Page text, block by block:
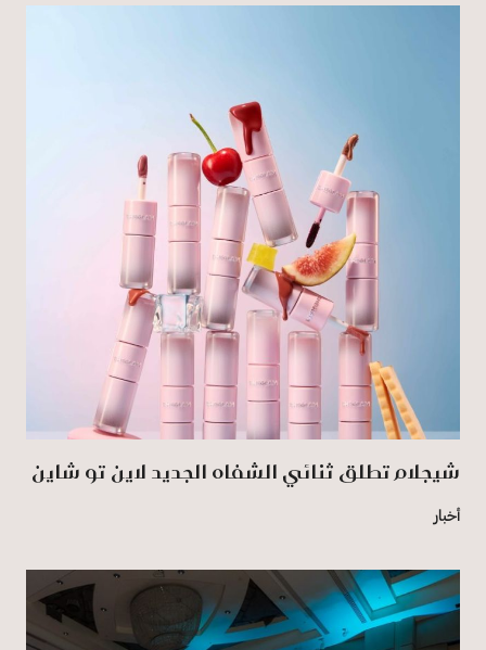
شيجلام تطلق ثنائي الشفاه الجديد لاين تو شاين
أخبار